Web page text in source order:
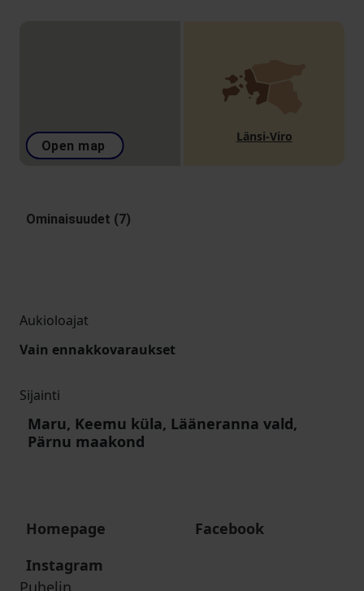
Open map
Länsi-Viro
Ominaisuudet (7)
Aukioloajat
Vain ennakkovaraukset
Sijainti
Maru, Keemu küla, Lääneranna vald,
Pärnu maakond
Homepage
Facebook
Instagram
Puhelin